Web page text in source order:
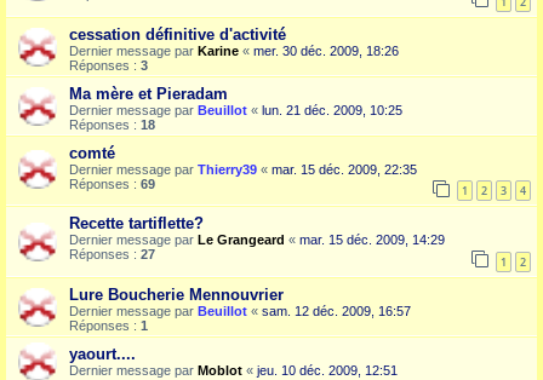
cessation définitive d'activité
Dernier message par Karine « mer. 30 déc. 2009, 18:26
Réponses : 3
Ma mère et Pieradam
Dernier message par Beuillot « lun. 21 déc. 2009, 10:25
Réponses : 18
comté
Dernier message par Thierry39 « mar. 15 déc. 2009, 22:35
Réponses : 69 1 2 3 4
Recette tartiflette?
Dernier message par Le Grangeard « mar. 15 déc. 2009, 14:29
Réponses : 27 1 2
Lure Boucherie Mennouvrier
Dernier message par Beuillot « sam. 12 déc. 2009, 16:57
Réponses : 1
yaourt....
Dernier message par Moblot « jeu. 10 déc. 2009, 12:51